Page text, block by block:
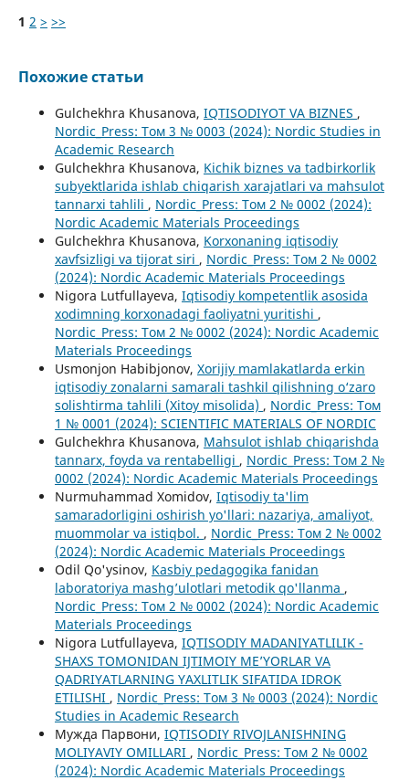
1 2 > >>
Похожие статьи
Gulchekhra Khusanova, IQTISODIYOT VA BIZNES ,
Nordic_Press: Том 3 № 0003 (2024): Nordic Studies in
Academic Research
Gulchekhra Khusanova, Kichik biznes va tadbirkorlik
subyektlarida ishlab chiqarish xarajatlari va mahsulot
tannarxi tahlili , Nordic_Press: Том 2 № 0002 (2024):
Nordic Academic Materials Proceedings
Gulchekhra Khusanova, Korxonaning iqtisodiy
xavfsizligi va tijorat siri , Nordic_Press: Том 2 № 0002
(2024): Nordic Academic Materials Proceedings
Nigora Lutfullayeva, Iqtisodiy kompetentlik asosida
xodimning korxonadagi faoliyatni yuritishi ,
Nordic_Press: Том 2 № 0002 (2024): Nordic Academic
Materials Proceedings
Usmonjon Habibjonov, Xorijiy mamlakatlarda erkin
iqtisodiy zonalarni samarali tashkil qilishning o‘zaro
solishtirma tahlili (Xitoy misolida) , Nordic_Press: Том
1 № 0001 (2024): SCIENTIFIC MATERIALS OF NORDIC
Gulchekhra Khusanova, Mahsulot ishlab chiqarishda
tannarx, foyda va rentabelligi , Nordic_Press: Том 2 №
0002 (2024): Nordic Academic Materials Proceedings
Nurmuhammad Xomidov, Iqtisodiy ta'lim
samaradorligini oshirish yo'llari: nazariya, amaliyot,
muommolar va istiqbol. , Nordic_Press: Том 2 № 0002
(2024): Nordic Academic Materials Proceedings
Odil Qo'ysinov, Kasbiy pedagogika fanidan
laboratoriya mashg’ulotlari metodik qo'llanma ,
Nordic_Press: Том 2 № 0002 (2024): Nordic Academic
Materials Proceedings
Nigora Lutfullayeva, IQTISODIY MADANIYATLILIK -
SHAXS TOMONIDAN IJTIMOIY ME’YORLAR VA
QADRIYATLARNING YAXLITLIK SIFATIDA IDROK
ETILISHI , Nordic_Press: Том 3 № 0003 (2024): Nordic
Studies in Academic Research
Мужда Парвони, IQTISODIY RIVOJLANISHNING
MOLIYAVIY OMILLARI , Nordic_Press: Том 2 № 0002
(2024): Nordic Academic Materials Proceedings